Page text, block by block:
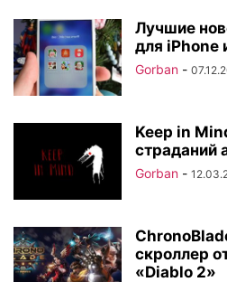
Лучшие
для iPhone
Gorban -
Keep in
страданий
Gorban -
скроллер
«Diablo 2»